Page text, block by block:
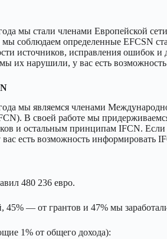
мы стали членами Европейской
мы соблюдаем определенные EFCSN
источников, исправления ошибок и
их нарушили, у вас есть
мы являемся членами
В своей работе мы
и остальным принципам IFCN. Если
есть возможность информировать
480 236 евро.
— от грантов и 47% мы
1% от общего дохода):